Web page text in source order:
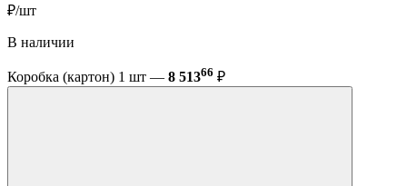
₽/шт
В наличии
Коробка (картон) 1 шт — 8 51366 ₽